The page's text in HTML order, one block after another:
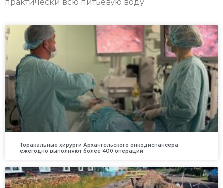
практически всю питьевую воду.
Торакальные хирурги Архангельского онкодиспансера
ежегодно выполняют более 400 операций